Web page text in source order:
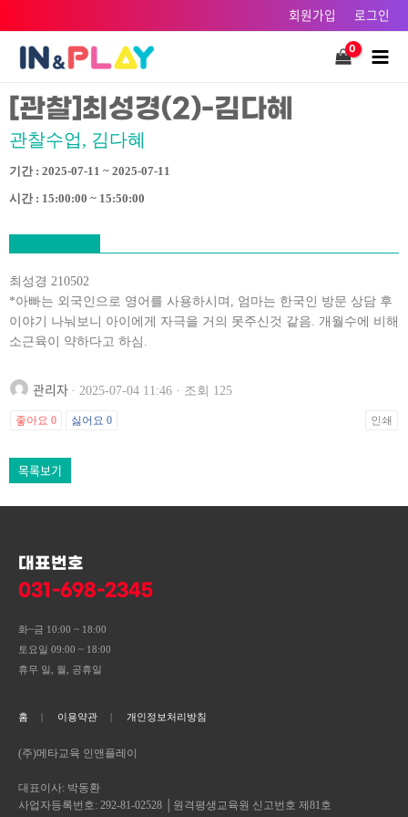
건너뛰기
회원가입 로그인
Main
[관찰]최성경(2)-김다혜
관찰수업, 김다혜
기간 : 2025-07-11 ~ 2025-07-11
시간 : 15:00:00 ~ 15:50:00
최성경 210502
*아빠는 외국인으로 영어를 사용하시며, 엄마는 한국인 방문 상담 후
이야기 나눠보니 아이에게 자극을 거의 못주신것 같음. 개월수에 비해
소근육이 약하다고 하심.
관리자 · 2025-07-04 11:46 · 조회 125
좋아요 0 싫어요 0 인쇄
목록보기
대표번호
031-698-2345
화~금 10:00 ~ 18:00
토요일 09:00 ~ 18:00
휴무 일, 월, 공휴일
홈 이용약관 개인정보처리방침
(주)메타교육 인앤플레이
대표이사: 박동환
사업자등록번호: 292-81-02528 │원격평생교육원 신고번호 제81호